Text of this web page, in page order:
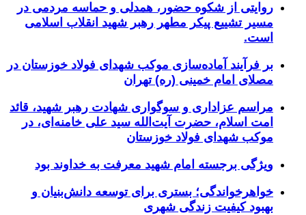
روایتی از شکوه حضور، همدلی و حماسه مردمی در
مسیر تشییع پیکر مطهر رهبر شهید انقلاب اسلامی
است.
بر فرآیند آماده‌سازی موکب شهدای فولاد خوزستان در
مصلای امام خمینی (ره) تهران
مراسم عزاداری و سوگواری شهادت رهبر شهید، قائد
امت اسلام، حضرت آیت‌الله سید علی خامنه‌ای، در
موکب شهدای فولاد خوزستان
ویژگی برجسته امام شهید معرفت به خداوند بود
خواهرخواندگی؛ بستری برای توسعه دانش‌بنیان و
بهبود کیفیت زندگی شهری